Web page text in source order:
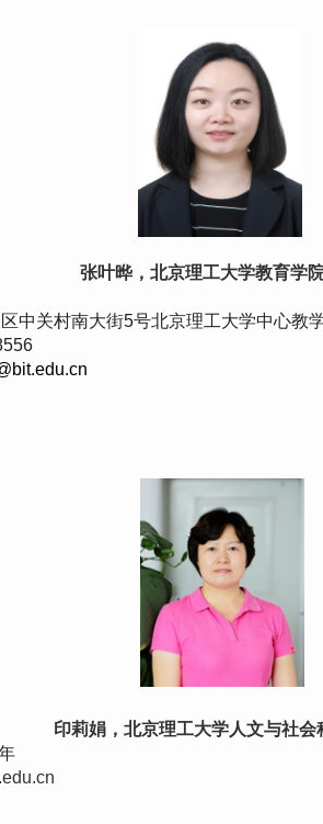
张叶晔，北京理工大学教育学
中关村南大街5号北京理工大学中心教
印莉娟，北京理工大学人文与社会